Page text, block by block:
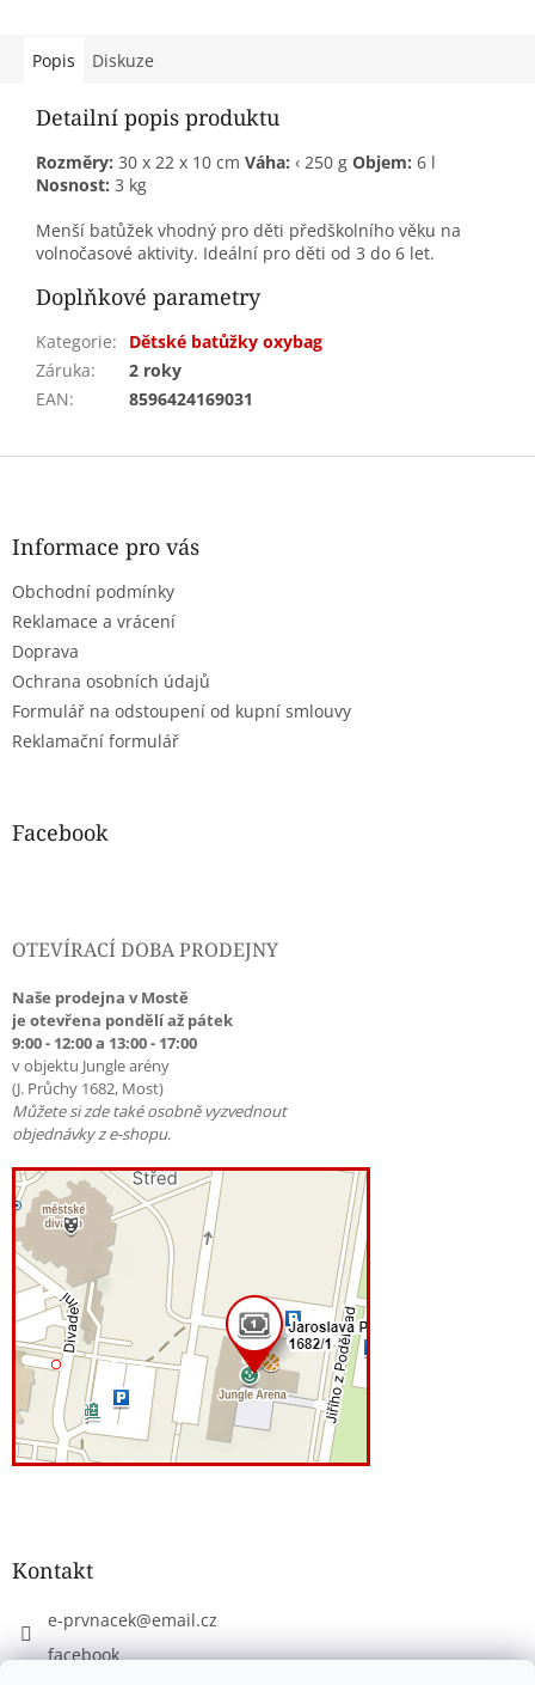
Popis Diskuze
Detailní popis produktu
Rozměry: 30 x 22 x 10 cm Váha: ‹ 250 g Objem: 6 l
Nosnost: 3 kg
Menší batůžek vhodný pro děti předškolního věku na
volnočasové aktivity. Ideální pro děti od 3 do 6 let.
Doplňkové parametry
Kategorie:
Dětské batůžky oxybag
Záruka:
2 roky
EAN: 8596424169031
Z
Informace pro vás
Obchodní podmínky
Reklamace a vrácení
Doprava
Ochrana osobních údajů
Formulář na odstoupení od kupní smlouvy
Reklamační formulář
Facebook
OTEVÍRACÍ DOBA PRODEJNY
Naše prodejna v Mostě
je otevřena pondělí až pátek
9:00 - 12:00 a 13:00 - 17:00
v objektu Jungle arény
(J. Průchy 1682, Most)
Můžete si zde také osobně vyzvednout
objednávky z e-shopu.
Kontakt
e-prvnacek@email.cz
facebook